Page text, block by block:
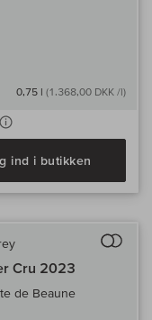
0,75 l (1.368,00 DKK /l)
ind i butikken
Cru 2023
de Beaune